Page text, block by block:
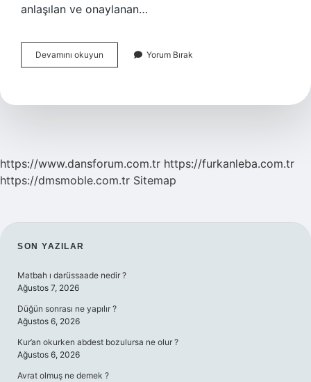
anlaşılan ve onaylanan…
Devamını okuyun
Atmak
Yapılır
Yorum Bırak
https://www.dansforum.com.tr https://furkanleba.com.tr
https://dmsmoble.com.tr Sitemap
SIDEBAR
SON YAZILAR
Matbah ı darüssaade nedir ?
Ağustos 7, 2026
Düğün sonrası ne yapılır ?
Ağustos 6, 2026
Kur’an okurken abdest bozulursa ne olur ?
Ağustos 6, 2026
Avrat olmuş ne demek ?